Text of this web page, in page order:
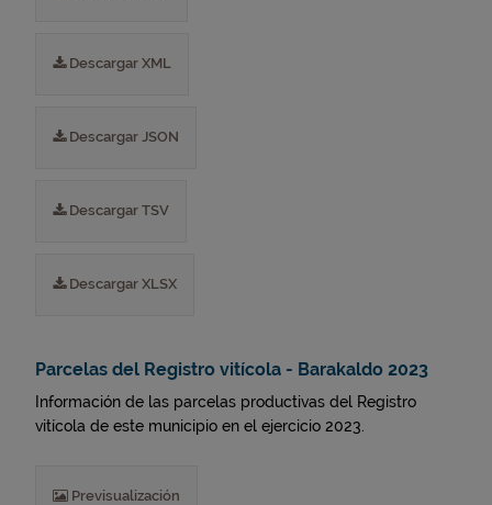
Descargar XML
Descargar JSON
Descargar TSV
Descargar XLSX
Parcelas del Registro vitícola - Barakaldo 2023
Información de las parcelas productivas del Registro
vitícola de este municipio en el ejercicio 2023.
Previsualización